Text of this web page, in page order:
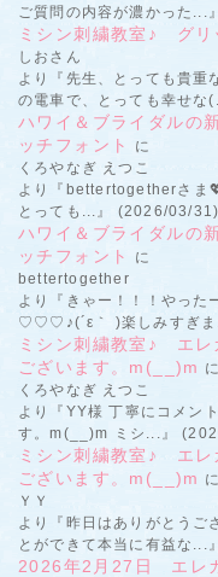
ご質問の内容が濃かった
ミシン刺繍教室♪ グ
しおさん
より『先生、とっても貴重
の電車で、とっても幸せ
ハワイ＆ブライダルの
ッチフォント
に
くろやなぎ えつこ
より『bettertogetherさま
とっても...』 (2026/03/31)
ハワイ＆ブライダルの
ッチフォント
に
bettertogether
より『きゃー！！！やった
♡♡♡♪(´ε｀ )楽しみすぎ
ミシン刺繍教室♪ エレ
ございます。m(__)m に
くろやなぎ えつこ
より『YY様 丁寧にコメン
す。m(__)m ミシ...』
ミシン刺繍教室♪ エレ
ございます。m(__)m に
ＹＹ
より『昨日はありがとうご
とができて本当に有益な
2026年2月27日 エレ